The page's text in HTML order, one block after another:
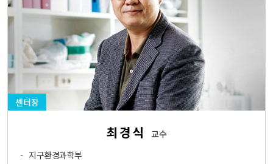
센터장
최경식
교수
- 지구환경과학부